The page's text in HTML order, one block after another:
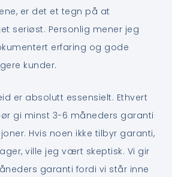
er det et tegn på at
seriøst. Personlig mener jeg
erfaring og gode
kunder.
er absolutt essensielt. Ethvert
gi minst 3-6 måneders garanti
Hvis noen ikke tilbyr garanti,
ville jeg vært skeptisk. Vi gir
garanti fordi vi står inne